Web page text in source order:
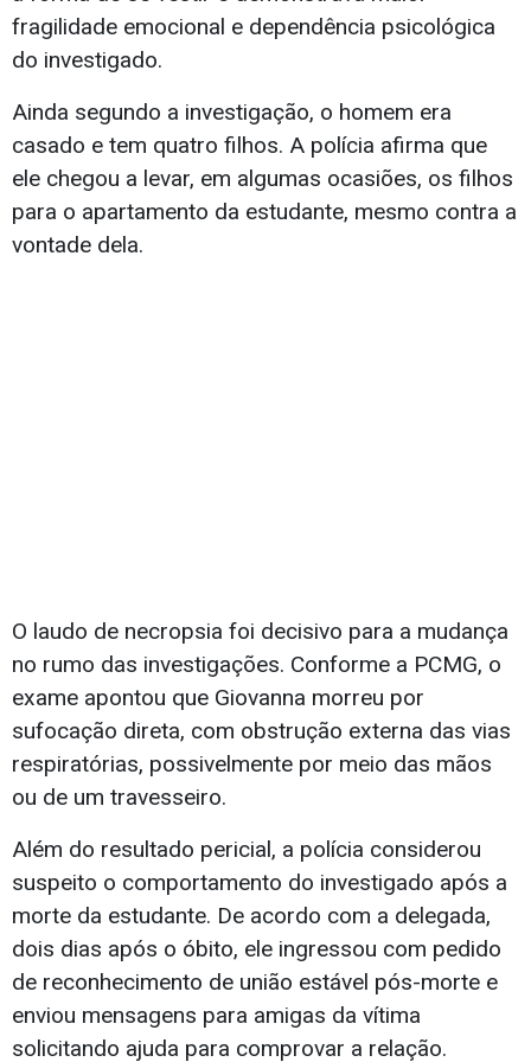
fragilidade emocional e dependência psicológica
do investigado.
Ainda segundo a investigação, o homem era
casado e tem quatro filhos. A polícia afirma que
ele chegou a levar, em algumas ocasiões, os filhos
para o apartamento da estudante, mesmo contra a
vontade dela.
O laudo de necropsia foi decisivo para a mudança
no rumo das investigações. Conforme a PCMG, o
exame apontou que Giovanna morreu por
sufocação direta, com obstrução externa das vias
respiratórias, possivelmente por meio das mãos
ou de um travesseiro.
Além do resultado pericial, a polícia considerou
suspeito o comportamento do investigado após a
morte da estudante. De acordo com a delegada,
dois dias após o óbito, ele ingressou com pedido
de reconhecimento de união estável pós-morte e
enviou mensagens para amigas da vítima
solicitando ajuda para comprovar a relação.